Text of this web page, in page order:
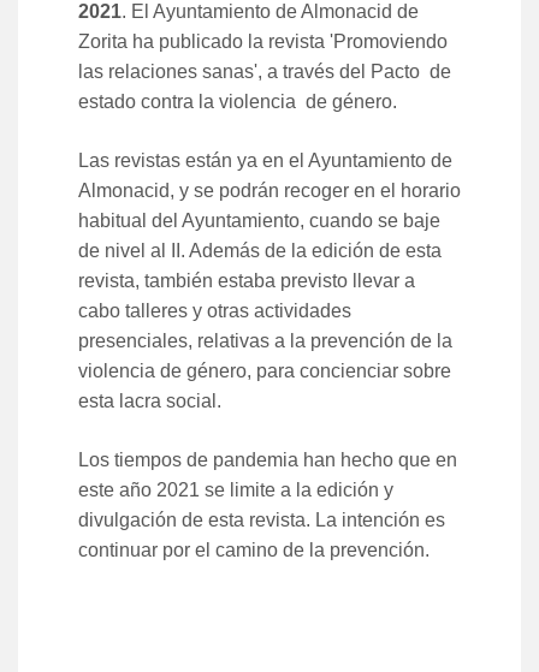
2021. El Ayuntamiento de Almonacid de
Zorita ha publicado la revista 'Promoviendo
las relaciones sanas', a través del Pacto de
estado contra la violencia de género.
Las revistas están ya en el Ayuntamiento de
Almonacid, y se podrán recoger en el horario
habitual del Ayuntamiento, cuando se baje
de nivel al II. Además de la edición de esta
revista, también estaba previsto llevar a
cabo talleres y otras actividades
presenciales, relativas a la prevención de la
violencia de género, para concienciar sobre
esta lacra social.
Los tiempos de pandemia han hecho que en
este año 2021 se limite a la edición y
divulgación de esta revista. La intención es
continuar por el camino de la prevención.